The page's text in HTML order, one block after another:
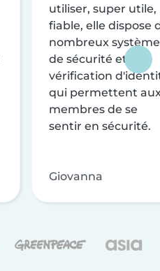
utiliser, super utile,
fiable, elle dispose
nombreux
de sécurité et de
vérification
qui permettent
membres de se
sentir en sécurité.
Giovanna